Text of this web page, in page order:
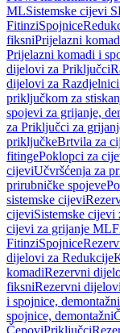
MLSistemske cijevi
FitinziSpojnice
fiksniPrijelazni
Prijelazni komadi i
dijelovi za Priključci
dijelovi za
priključkom za
spojevi za grijanje,
za Priključci za
priključkeBrtvila za
fitingePoklopci za
cijeviUčvršćenja za
prirubničke spojeve
sistemske cijevi
cijeviSistemske
cijevi za grijanje ML
FitinziSpojnice
dijelovi za Redukcije
komadiRezervni
fiksniRezervni
i spojnice, demontažni
spojnice, demontažni
ČepoviPriključci